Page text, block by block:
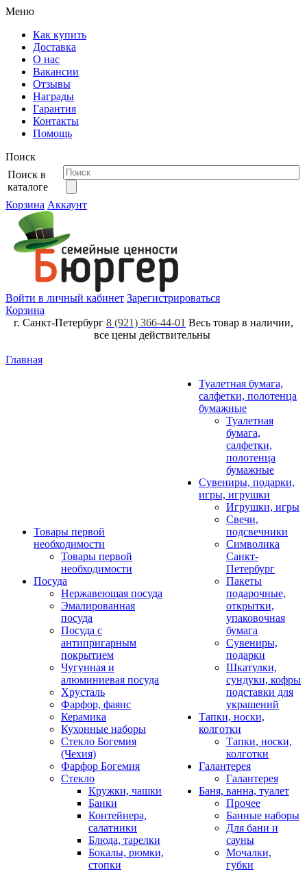
Меню
Как купить
Доставка
О нас
Вакансии
Отзывы
Награды
Гарантия
Контакты
Помощь
Поиск
Поиск в
каталоге
Корзина Аккаунт
Войти в личный кабинет Зарегистрироваться
Корзина
г. Санкт-Петербург 8 (921) 366-44-01 Весь товар в наличии,
все цены действительны
Главная
Товары первой
необходимости
Товары первой
необходимости
Посуда
Нержавеющая посуда
Эмалированная
посуда
Посуда с
антипригарным
покрытием
Чугунная и
алюминиевая посуда
Хрусталь
Фарфор, фаянс
Керамика
Кухонные наборы
Стекло Богемия
(Чехия)
Фарфор Богемия
Стекло
Кружки, чашки
Банки
Контейнера,
салатники
Блюда, тарелки
Бокалы, рюмки,
стопки
Туалетная бумага,
салфетки, полотенца
бумажные
Туалетная
бумага,
салфетки,
полотенца
бумажные
Сувениры, подарки,
игры, игрушки
Игрушки, игры
Свечи,
подсвечники
Символика
Санкт-
Петербург
Пакеты
подарочные,
открытки,
упаковочная
бумага
Сувениры,
подарки
Шкатулки,
сундуки, кофры
подставки для
украшений
Тапки, носки,
колготки
Тапки, носки,
колготки
Галантерея
Галантерея
Баня, ванна, туалет
Прочее
Банные наборы
Для бани и
сауны
Мочалки,
губки